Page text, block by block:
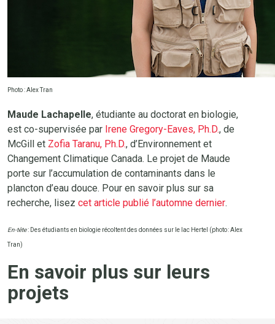
Photo : Alex Tran
Maude Lachapelle, étudiante au doctorat en biologie,
est co-supervisée par Irene Gregory-Eaves, Ph.D., de
McGill et Zofia Taranu, Ph.D., d’Environnement et
Changement Climatique Canada. Le projet de Maude
porte sur l’accumulation de contaminants dans le
plancton d’eau douce. Pour en savoir plus sur sa
recherche, lisez cet article publié l’automne dernier.
En-tête: Des étudiants en biologie récoltent des données sur le lac Hertel (photo : Alex
Tran)
En savoir plus sur leurs
projets